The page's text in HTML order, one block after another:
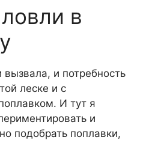
в
и потребность
леске и с
И тут я
и
подобрать поплавки,